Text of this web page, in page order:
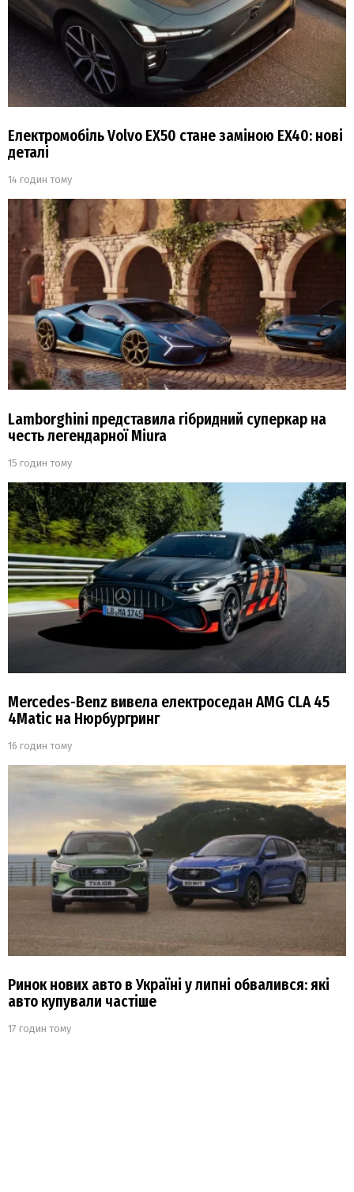
Електромобіль Volvo EX50 стане заміною EX40: нові
деталі
14 годин тому
Lamborghini представила гібридний суперкар на
честь легендарної Miura
15 годин тому
Mercedes-Benz вивела електроседан AMG CLA 45
4Matic на Нюрбургринг
16 годин тому
Ринок нових авто в Україні у липні обвалився: які
авто купували частіше
17 годин тому